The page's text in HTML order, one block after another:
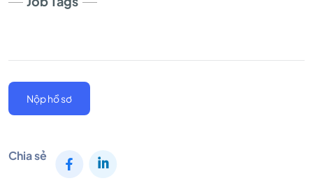
Nộp hồ sơ
Chia sẻ